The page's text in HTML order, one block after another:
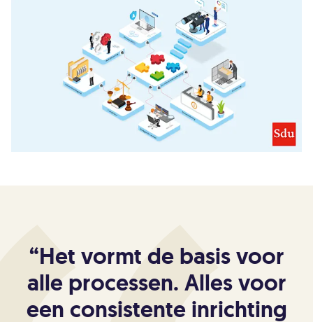
“Het vormt de basis voor
alle processen. Alles voor
een consistente inrichting